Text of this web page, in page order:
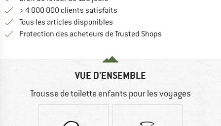
> 4 000 000 clients satisfaits
Tous les articles disponibles
Protection des acheteurs de Trusted Shops
VUE D'ENSEMBLE
Trousse de toilette enfants pour les voyages